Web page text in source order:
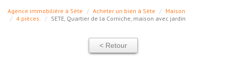
Agence immobilière à Sète Acheter un bien à Sète
Maison
4 pièces.
SETE, Quartier de la Corniche, maison avec jardin
< Retour